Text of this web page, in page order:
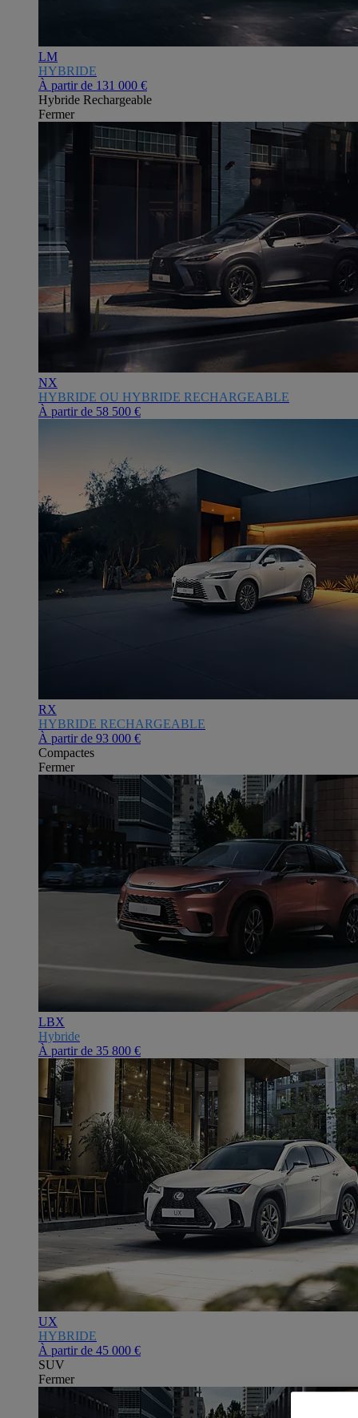
LM
HYBRIDE
À partir de 131 000 €
Hybride Rechargeable
Fermer
NX
HYBRIDE OU HYBRIDE RECHARGEABLE
À partir de 58 500 €
RX
HYBRIDE RECHARGEABLE
À partir de 93 000 €
Compactes
Fermer
LBX
Hybride
À partir de 35 800 €
UX
HYBRIDE
À partir de 45 000 €
SUV
Fermer